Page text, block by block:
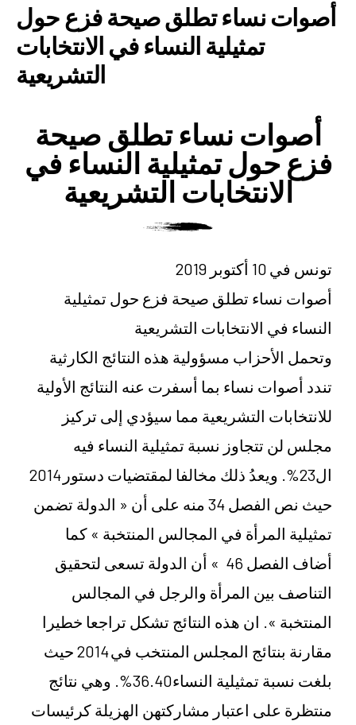
أصوات نساء تطلق صيحة فزع حول
تمثيلية النساء في الانتخابات
التشريعية
أصوات نساء تطلق صيحة
فزع حول تمثيلية النساء في
الانتخابات التشريعية
تونس في 10 أكتوبر 2019
أصوات نساء تطلق صيحة فزع حول تمثيلية
النساء في الانتخابات التشريعية
وتحمل الأحزاب مسؤولية هذه النتائج الكارثية
تندد أصوات نساء بما أسفرت عنه النتائج الأولية
للانتخابات التشريعية مما سيؤدي إلى تركيز
مجلس لن تتجاوز نسبة تمثيلية النساء فيه
ال23%. ويعدُ ذلك مخالفا لمقتضيات دستور 2014
حيث نص الفصل 34 منه على أن « الدولة تضمن
تمثيلية المرأة في المجالس المنتخبة » كما
أضاف الفصل 46 » أن الدولة تسعى لتحقيق
التناصف بين المرأة والرجل في المجالس
المنتخبة ». ان هذه النتائج تشكل تراجعا خطيرا
مقارنة بنتائج المجلس المنتخب في 2014 حيث
بلغت نسبة تمثيلية النساء36.40%. وهي نتائج
منتظرة على اعتبار مشاركتهن الهزيلة كرئيسات